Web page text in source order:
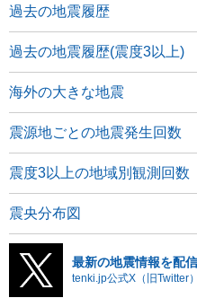
過去の地震履歴
過去の地震履歴(震度3以上)
海外の大きな地震
震源地ごとの地震発生回数
震度3以上の地域別観測回数
震央分布図
最新の地震情報を配信
tenki.jp公式X（旧Twitter